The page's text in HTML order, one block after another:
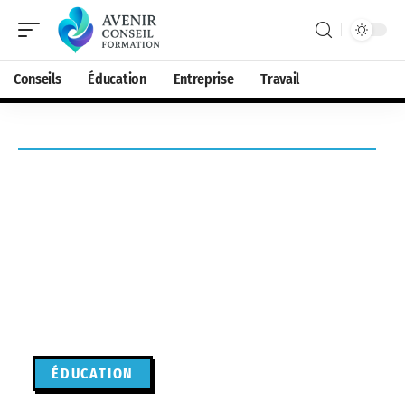
Conseils Éducation Entreprise Travail
ÉDUCATION